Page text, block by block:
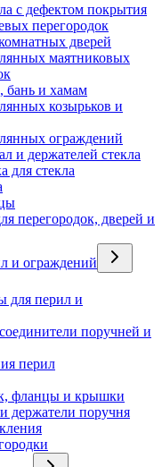
с дефектом покрытия
перегородок
дверей
маятниковых
бань и хамам
козырьков и
ограждений
и держателей стекла
для стекла
перегородок, дверей и
и ограждений
для перил и
поручней и
перил
фланцы и крышки
держатели поручня